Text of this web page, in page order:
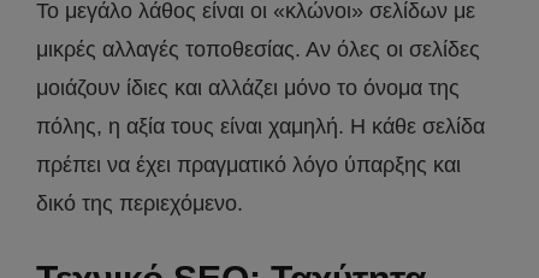
Το μεγάλο λάθος είναι οι «κλώνοι» σελίδων με
μικρές αλλαγές τοποθεσίας. Αν όλες οι σελίδες
μοιάζουν ίδιες και αλλάζει μόνο το όνομα της
πόλης, η αξία τους είναι χαμηλή. Η κάθε σελίδα
πρέπει να έχει πραγματικό λόγο ύπαρξης και
δικό της περιεχόμενο.